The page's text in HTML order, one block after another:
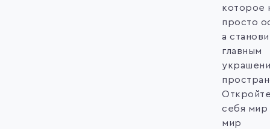
которое
просто
а
главным
себя мир
мир